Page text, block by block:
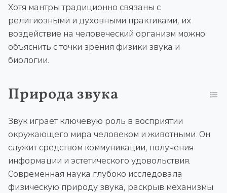
Хотя мантры традиционно связаны с
религиозными и духовными практиками, их
воздействие на человеческий организм можно
объяснить с точки зрения физики звука и
биологии.
Природа звука
Звук играет ключевую роль в восприятии
окружающего мира человеком и животными. Он
служит средством коммуникации, получения
информации и эстетического удовольствия.
Современная наука глубоко исследовала
физическую природу звука, раскрыв механизмы